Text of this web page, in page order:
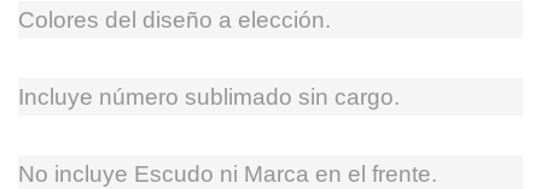
Colores del diseño a elección.
Incluye número sublimado sin cargo.
No incluye Escudo ni Marca en el frente.